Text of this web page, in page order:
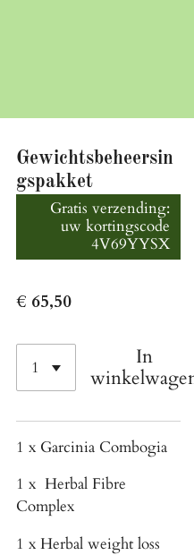
Gewichtsbeheersin
gspakket
Gratis verzending:
uw kortingscode
4V69YYSX
€ 65,50
In
1 x Garcinia Combogia
1 x Herbal Fibre
Complex
1 x Herbal weight loss